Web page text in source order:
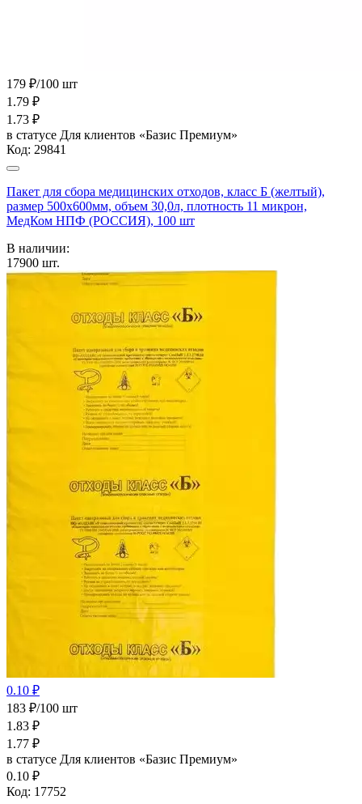
179 ₽/100 шт
1.79 ₽
1.73 ₽
в статусе Для клиентов «Базис Премиум»
Код: 29841
Пакет для сбора медицинских отходов, класс Б (желтый),
размер 500х600мм, объем 30,0л, плотность 11 микрон,
МедКом НПФ (РОССИЯ), 100 шт
В наличии:
17900 шт.
0.10 ₽
183 ₽/100 шт
1.83 ₽
1.77 ₽
в статусе Для клиентов «Базис Премиум»
0.10 ₽
Код: 17752